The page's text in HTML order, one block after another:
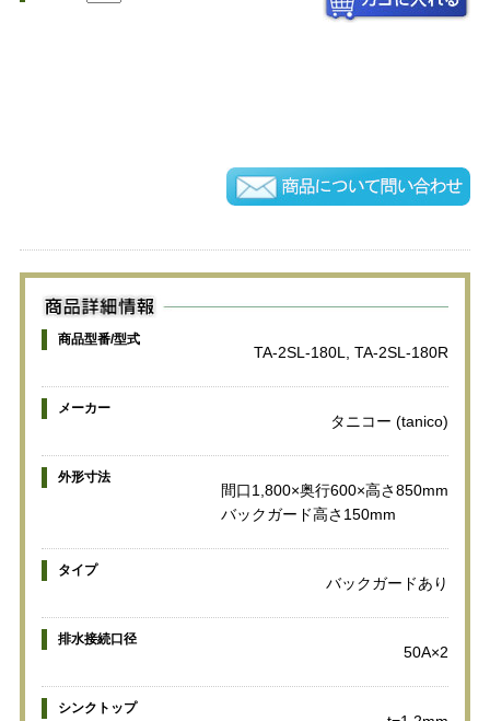
商品型番/型式
TA-2SL-180L, TA-2SL-180R
メーカー
タニコー (tanico)
外形寸法
間口1,800×奥行600×高さ850mm
バックガード高さ150mm
タイプ
バックガードあり
排水接続口径
50A×2
シンクトップ